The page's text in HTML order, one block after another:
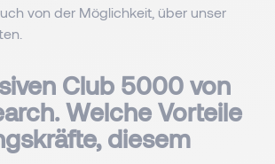
von der Möglichkeit, über unser
Club 5000 von
Welche Vorteile
diesem